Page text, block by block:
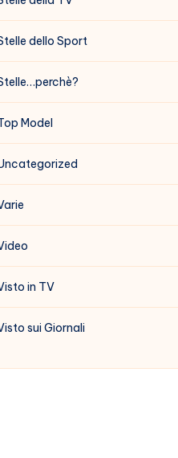
dello Sport
Model
in TV
sui Giornali